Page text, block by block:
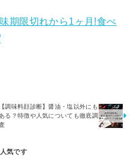
期限切れから1ヶ月!食べ
【調味料顔診断】醤油・塩以外にも
る？特徴や人気についても徹底調